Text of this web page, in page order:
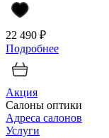
22 490 ₽
Подробнее
Акция
Салоны оптики
Адреса салонов
Услуги